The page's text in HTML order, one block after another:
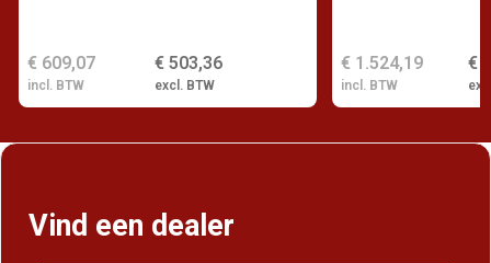
€ 503,36
excl. BTW
€ 609,07
incl. BTW
€
€ 1.524,19
incl. BTW
Vind een dealer